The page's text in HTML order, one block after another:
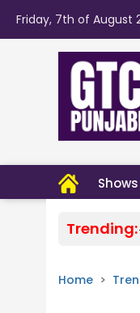
Friday, 7th of August
Shows
Trending:
Home